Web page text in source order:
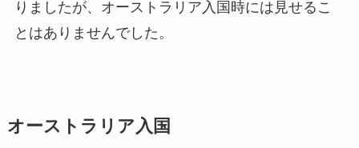
りましたが、オーストラリア入国時には見せるこ
とはありませんでした。
オーストラリア入国